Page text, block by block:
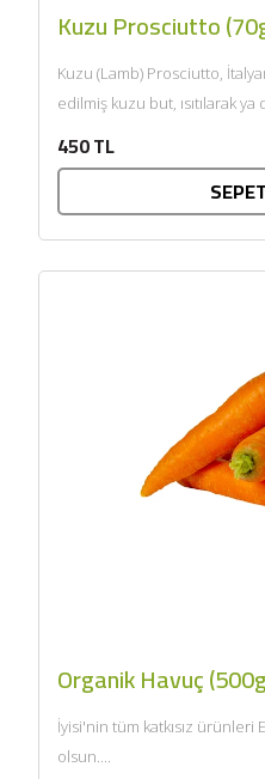
Kuzu Prosciutto
Kuzu (Lamb) Prosciutto,
edilmiş kuzu but, ısıtılarak ya da
450 TL
Organik Havuç
İyisi'nin tüm katkısız ürünleri
olsun....